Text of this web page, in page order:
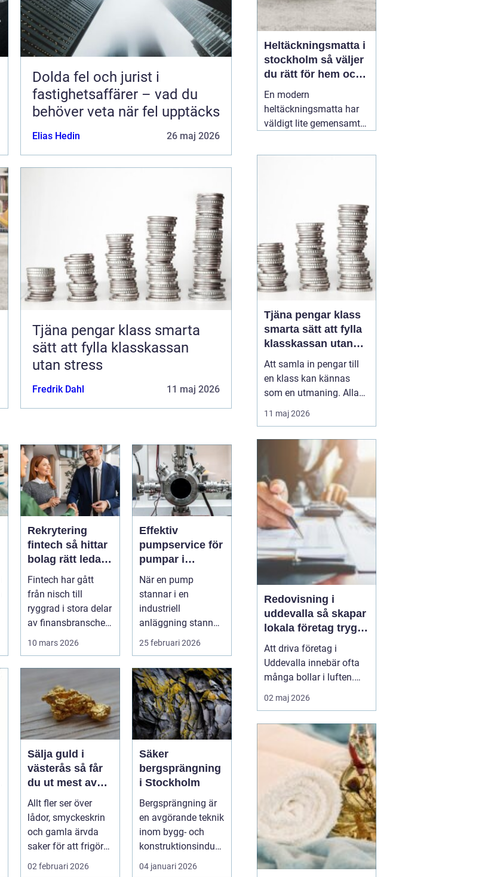
Dolda fel och jurist i
fastighetsaffärer – vad du
behöver veta när fel upptäcks
Elias Hedin 26 maj 2026
Tjäna pengar klass smarta
sätt att fylla klasskassan
utan stress
Fredrik Dahl 11 maj 2026
Rekrytering
fintech så hittar
bolag rätt ledare
i en reglerad
tillväxtbransch
Fintech har gått
från nisch till
ryggrad i stora delar
av finansbranschen.
10 mars 2026
Effektiv
pumpservice för
pumpar i
industrin – så
undviker du
kostsamma
driftstopp
När en pump
stannar i en
industriell
anläggning stannar
ofta produktionen
25 februari 2026
Sälja guld i
västerås så får
du ut mest av
dina smycken
och mynt
Allt fler ser över
lådor, smyckeskrin
och gamla ärvda
saker för att frigöra
värde som bara
02 februari 2026
Säker
bergsprängning
i Stockholm
Bergsprängning är
en avgörande teknik
inom bygg- och
konstruktionsindust
rin. Den anv&...
04 januari 2026
Heltäckningsmatta i
stockholm så väljer
du rätt för hem och
kontor
En modern
heltäckningsmatta har
väldigt lite gemensamt
varianterna från 70 och
ett enormt spann av
färger, material och
strukturer. För den som
planerar16 maj 2026
Tjäna pengar klass
smarta sätt att fylla
klasskassan utan
stress
Att samla in pengar till
en klass kan kännas
som en utmaning. Alla
har olika förutsättningar,
tiden är begränsad och
avgiftsfri. Samtidigt vill
många klasser ordna
klassresor, läger, nya
studiematerial eller
gemensamma upple...
11 maj 2026
Redovisning i
uddevalla så skapar
lokala företag trygg
ekonomi
Att driva företag i
Uddevalla innebär ofta
många bollar i luften.
Kunder, leveranser,
personal och
fungera samtidigt som
ekonomin behöver vara i
ordning. För många
företagare blir
redovisningen en källa
till stress, trots att den i...
02 maj 2026